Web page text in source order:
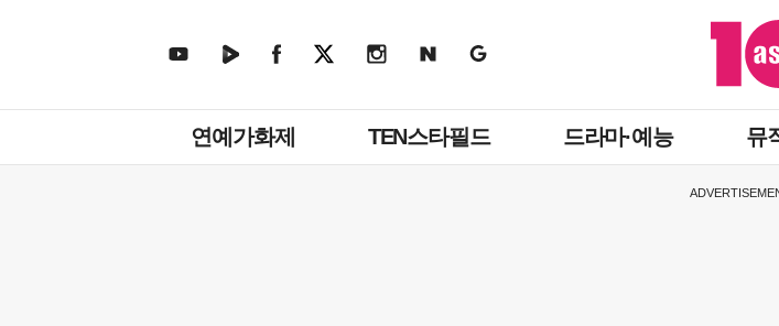
뉴
연예가화제 TEN스타필드 드라마·예능 뮤